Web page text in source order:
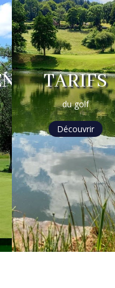
TARIFS
du golf
Découvrir